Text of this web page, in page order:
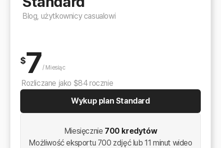
Blog, użytkownicy casualowi
$7/ Miesiąc
Rozliczane jako $84 rocznie
Wykup plan Standard
Miesięcznie 700 kredytów
Możliwość eksportu 700 zdjęć lub 11 minut wideo